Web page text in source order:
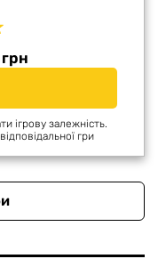
ігрову залежність.
гри